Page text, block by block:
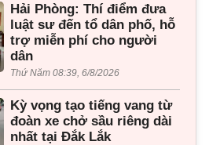
Hải Phòng: Thí điểm đưa
luật sư đến tổ dân phố, hỗ
trợ miễn phí cho người
dân
Thứ Năm 08:39, 6/8/2026
Kỳ vọng tạo tiếng vang từ
đoàn xe chở sầu riêng dài
nhất tại Đắk Lắk